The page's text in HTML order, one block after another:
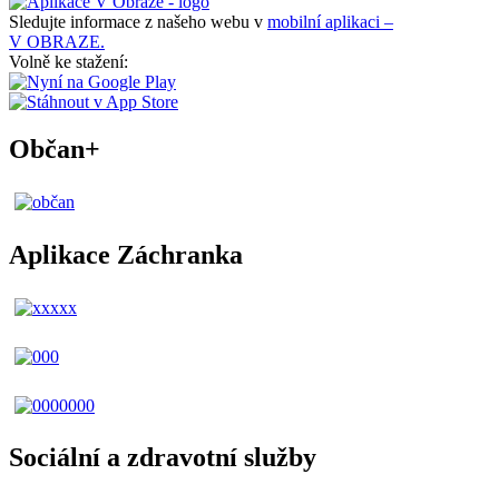
Sledujte informace z našeho webu v mobilní aplikaci –
V OBRAZE.
Volně ke stažení:
Občan+
Aplikace Záchranka
Sociální a zdravotní služby